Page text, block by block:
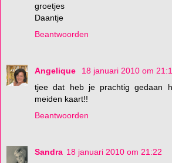
groetjes
Daantje
Beantwoorden
Angelique
18 januari 2010 om
tjee dat heb je prachtig gedaan
meiden kaart!!
Beantwoorden
Sandra 18 januari 2010 om 21:22